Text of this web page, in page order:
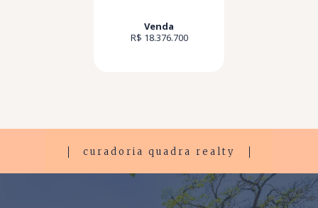
Venda
R$ 18.376.700
curadoria quadra realty